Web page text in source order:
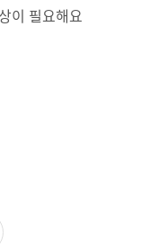
이 필요해요